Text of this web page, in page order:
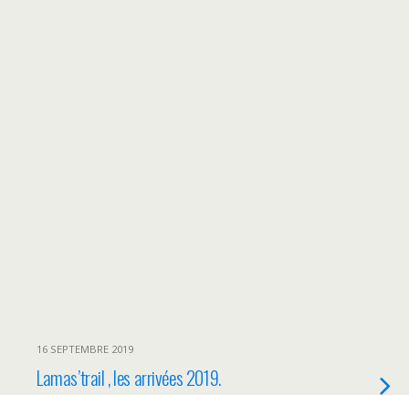
16 SEPTEMBRE 2019
Lamas’trail , les arrivées 2019.